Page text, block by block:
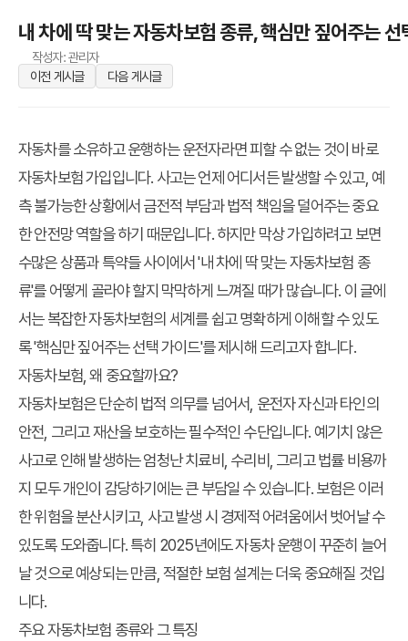
내 차에 딱 맞는 자동차보험 종류, 핵심만 짚어주는 선
작성자: 관리자
이전 게시글
다음 게시글
자동차를 소유하고 운행하는 운전자라면 피할 수 없는 것이 바로
자동차보험 가입입니다. 사고는 언제 어디서든 발생할 수 있고, 예
측 불가능한 상황에서 금전적 부담과 법적 책임을 덜어주는 중요
한 안전망 역할을 하기 때문입니다. 하지만 막상 가입하려고 보면
수많은 상품과 특약들 사이에서 '내 차에 딱 맞는 자동차보험 종
류'를 어떻게 골라야 할지 막막하게 느껴질 때가 많습니다. 이 글에
서는 복잡한 자동차보험의 세계를 쉽고 명확하게 이해할 수 있도
록 '핵심만 짚어주는 선택 가이드'를 제시해 드리고자 합니다.
자동차보험, 왜 중요할까요?
자동차보험은 단순히 법적 의무를 넘어서, 운전자 자신과 타인의
안전, 그리고 재산을 보호하는 필수적인 수단입니다. 예기치 않은
사고로 인해 발생하는 엄청난 치료비, 수리비, 그리고 법률 비용까
지 모두 개인이 감당하기에는 큰 부담일 수 있습니다. 보험은 이러
한 위험을 분산시키고, 사고 발생 시 경제적 어려움에서 벗어날 수
있도록 도와줍니다. 특히 2025년에도 자동차 운행이 꾸준히 늘어
날 것으로 예상되는 만큼, 적절한 보험 설계는 더욱 중요해질 것입
니다.
주요 자동차보험 종류와 그 특징